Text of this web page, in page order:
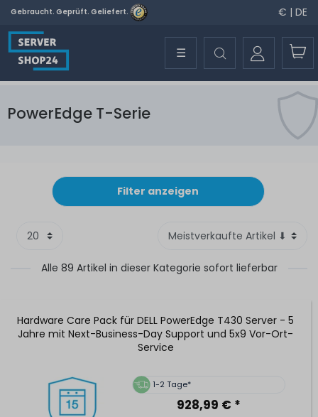
Gebraucht. Geprüft. Geliefert. € | DE
☰
PowerEdge T-Serie
Filter anzeigen
Alle 89 Artikel in dieser Kategorie sofort lieferbar
Hardware Care Pack für DELL PowerEdge T430 Server - 5
Jahre mit Next-Business-Day Support und 5x9 Vor-Ort-
Service
1-2 Tage*
928,99 € *